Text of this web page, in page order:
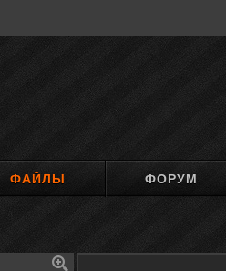
ФАЙЛЫ ФОРУМ